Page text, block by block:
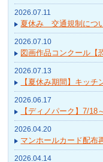
2026.07.11
夏休み 交通規制につ
2026.07.10
図画作品コンクール【
2026.07.13
【夏休み期間】キッチ
2026.06.17
【ディノパーク】7/
2026.04.20
マンホールカード配布
2026.04.14